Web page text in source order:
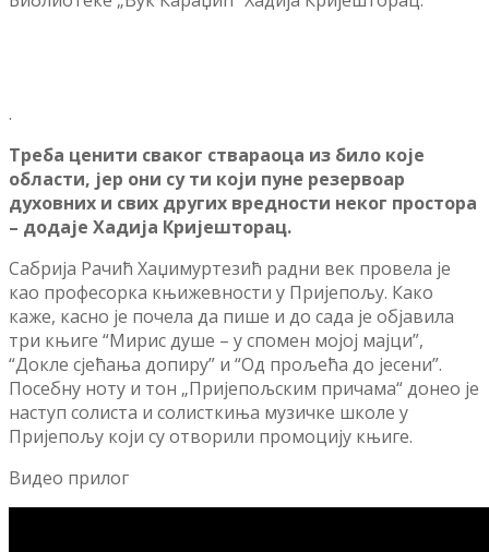
.
Треба ценити сваког ствараоца из било које
области, јер они су ти који пуне резервоар
духовних и свих других вредности неког простора
– додаје Хадија Кријешторац.
Сабрија Рачић Хаџимуртезић радни век провела је
као професорка књижевности у Пријепољу. Како
каже, касно је почела да пише и до сада је објавила
три књиге “Мирис душе – у спомен мојој мајци”,
“Докле сјећања допиру” и “Од прољећа до јесени”.
Посебну ноту и тон „Пријепољским причама“ донео је
наступ солиста и солисткиња музичке школе у
Пријепољу који су отворили промоцију књиге.
Видео прилог